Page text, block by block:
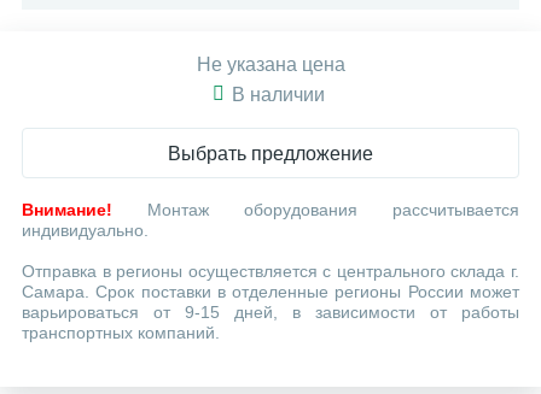
Не указана цена
В наличии
Выбрать предложение
Внимание! Монтаж оборудования рассчитывается
индивидуально.
Отправка в регионы осуществляется с центрального склада г.
Самара. Срок поставки в отделенные регионы России может
варьироваться от 9-15 дней, в зависимости от работы
транспортных компаний.